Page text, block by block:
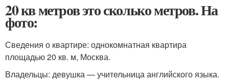
20 кв метров это сколько метров. На
фото:
Сведения о квартире: однокомнатная квартира
площадью 20 кв. м, Москва.
Владельцы: девушка — учительница английского языка.